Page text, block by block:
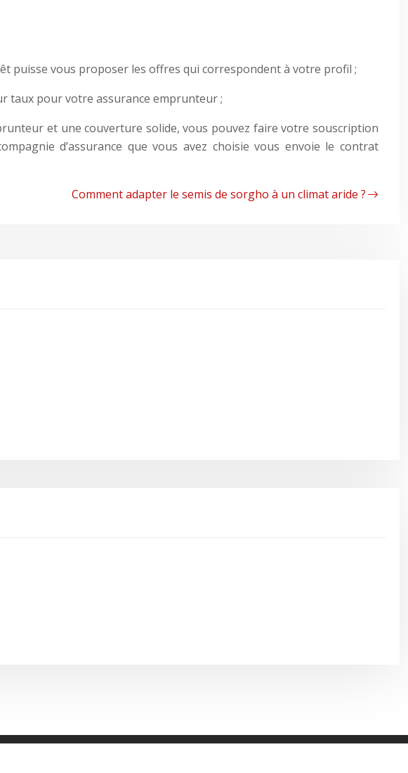
puisse vous proposer les offres qui correspondent à votre profil ;
taux pour votre assurance emprunteur ;
et une couverture solide, vous pouvez faire votre souscription
d’assurance que vous avez choisie vous envoie le contrat
Comment adapter le semis de sorgho à un climat aride ?